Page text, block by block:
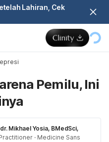
Lahiran, Cek
Pemilu, Ini
dr. Mikhael Yosia, BMedSci,
· Medicine Sans